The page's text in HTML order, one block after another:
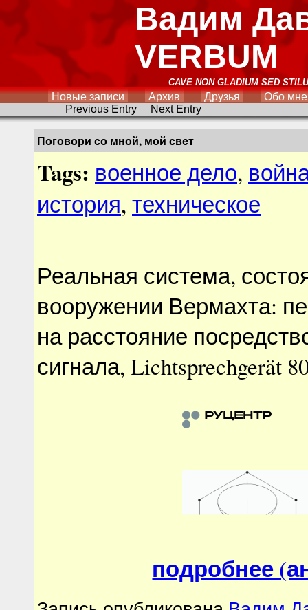
Вадим
VERBUM
CAVE NON GLADIUM SED
Новые записи Архив Друзья
Обо мне
Previous Entry
Next Entry
Поговори со мной, мой свет
Tags: военное дело,
история, техническое
Реальная система,
вооружении Вермахта:
на расстояние
сигнала, Lichtsprechgerät
подробнее